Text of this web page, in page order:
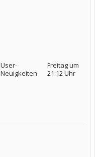
User-
Neuigkeiten
Freitag um
21:12 Uhr